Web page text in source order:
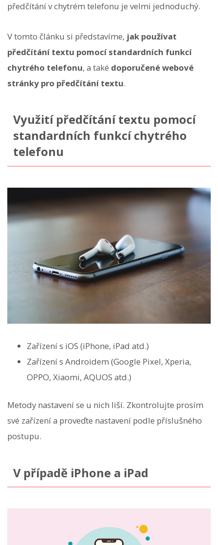
předčítání v chytrém telefonu je velmi jednoduchý.
V tomto článku si představíme, jak používat
předčítání textu pomocí standardních funkcí
chytrého telefonu, a také doporučené webové
stránky pro předčítání textu.
Využití předčítání textu pomocí
standardních funkcí chytrého
telefonu
Zařízení s iOS (iPhone, iPad atd.)
Zařízení s Androidem (Google Pixel, Xperia,
OPPO, Xiaomi, AQUOS atd.)
Metody nastavení se u nich liší. Zkontrolujte prosím
své zařízení a proveďte nastavení podle příslušného
postupu.
V případě iPhone a iPad